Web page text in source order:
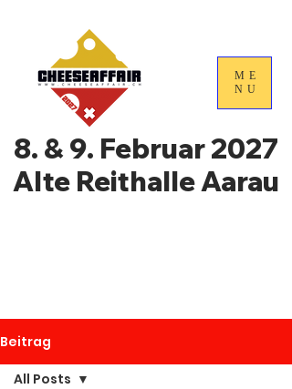
ME
NU
8. & 9. Februar 2027
Alte Reithalle Aarau
Beitrag
All Posts